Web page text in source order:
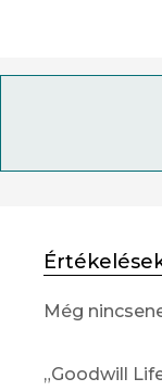
Még
„Goodwill